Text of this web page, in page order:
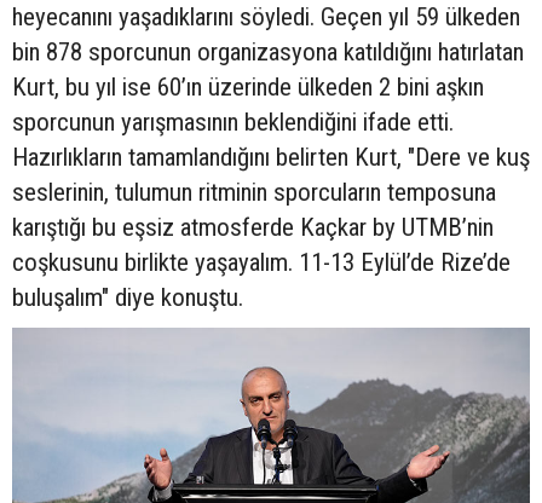
heyecanını yaşadıklarını söyledi. Geçen yıl 59 ülkeden
bin 878 sporcunun organizasyona katıldığını hatırlatan
Kurt, bu yıl ise 60’ın üzerinde ülkeden 2 bini aşkın
sporcunun yarışmasının beklendiğini ifade etti.
Hazırlıkların tamamlandığını belirten Kurt, "Dere ve kuş
seslerinin, tulumun ritminin sporcuların temposuna
karıştığı bu eşsiz atmosferde Kaçkar by UTMB’nin
coşkusunu birlikte yaşayalım. 11-13 Eylül’de Rize’de
buluşalım" diye konuştu.